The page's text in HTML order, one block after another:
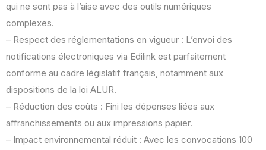
qui ne sont pas à l’aise avec des outils numériques
complexes.
– Respect des réglementations en vigueur : L’envoi des
notifications électroniques via Edilink est parfaitement
conforme au cadre législatif français, notamment aux
dispositions de la loi ALUR.
– Réduction des coûts : Fini les dépenses liées aux
affranchissements ou aux impressions papier.
– Impact environnemental réduit : Avec les convocations 100